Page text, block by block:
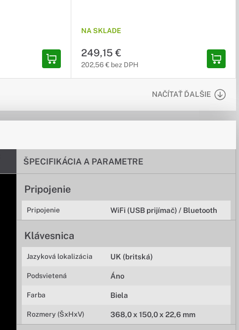
NA SKLADE
249,15 €
202,56 € bez DPH
NAČÍTAŤ ĎALŠIE
ŠPECIFIKÁCIA A PARAMETRE
Pripojenie
Pripojenie WiFi (USB prijímač) / Bluetooth
Klávesnica
Jazyková lokalizácia UK (britská)
Podsvietená Áno
Farba Biela
Rozmery (ŠxHxV) 368,0 x 150,0 x 22,6 mm